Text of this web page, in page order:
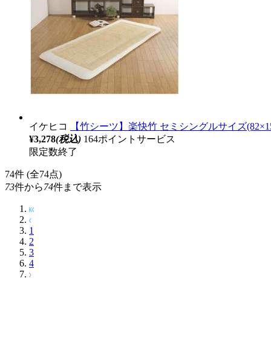
イケヒコ
【竹シーツ】楽快竹 セミシングルサイズ
¥3,278(税込) 164ポイントサービス
限定数終了
74件 (全74点)
73件から74件まで表示
1
2
3
4